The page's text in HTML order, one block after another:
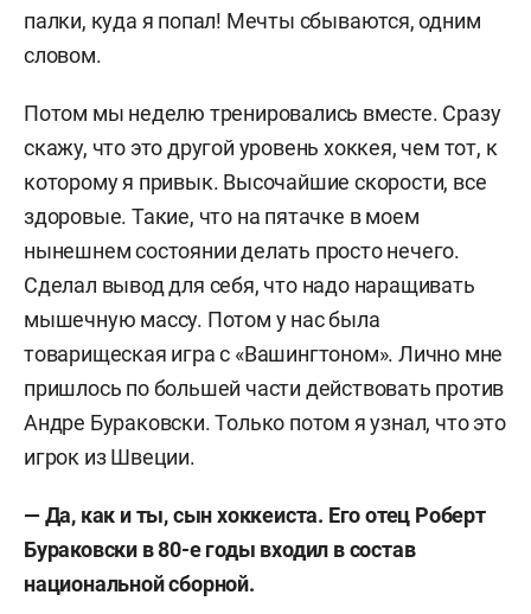
палки, куда я попал! Мечты сбываются, одним
словом.
Потом мы неделю тренировались вместе. Сразу
скажу, что это другой уровень хоккея, чем тот, к
которому я привык. Высочайшие скорости, все
здоровые. Такие, что на пятачке в моем
нынешнем состоянии делать просто нечего.
Сделал вывод для себя, что надо наращивать
мышечную массу. Потом у нас была
товарищеская игра с «Вашингтоном». Лично мне
пришлось по большей части действовать против
Андре Бураковски. Только потом я узнал, что это
игрок из Швеции.
— Да, как и ты, сын хоккеиста. Его отец Роберт
Бураковски в 80-е годы входил в состав
национальной сборной.